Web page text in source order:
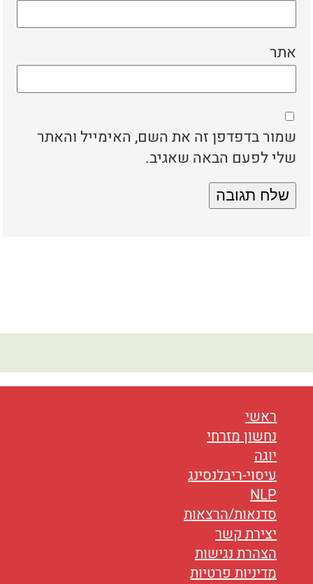
אתר
שמור בדפדפן זה את השם, האימייל והאתר
שלי לפעם הבאה שאגיב.
ראשי
נחשון מזרחי
יוגה
עיסוי-ריבלנסינג
NLP
סדנאות/הרצאות
יצירת קשר
הצהרת נגישות
מדיניות פרטיות